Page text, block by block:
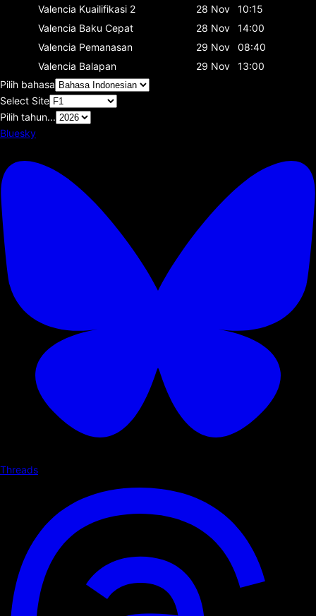
Valencia Kuailifikasi 2 28 Nov
10:15
Valencia Baku Cepat 28 Nov
14:00
Valencia Pemanasan 29 Nov
08:40
Valencia Balapan 29 Nov
13:00
Pilih bahasa
Select Site
Pilih tahun...
Bluesky
Threads